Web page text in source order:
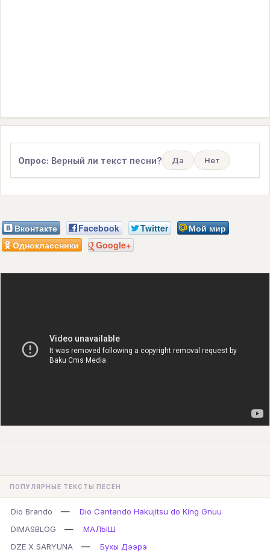
Опрос: Верный ли текст песни? Да Нет
Вконтакте Facebook Twitter
Мой мир
Одноклассники
Google+
ПОПУЛЯРНЫЕ ТЕКСТЫ ПЕСЕН
Dio Brando —
Dio Cantando Hakujitsu do King Gnuu
DIMASBLOG
—
МАЛЫШ
DZE X SARYUNA
—
Бухы Дээрэ